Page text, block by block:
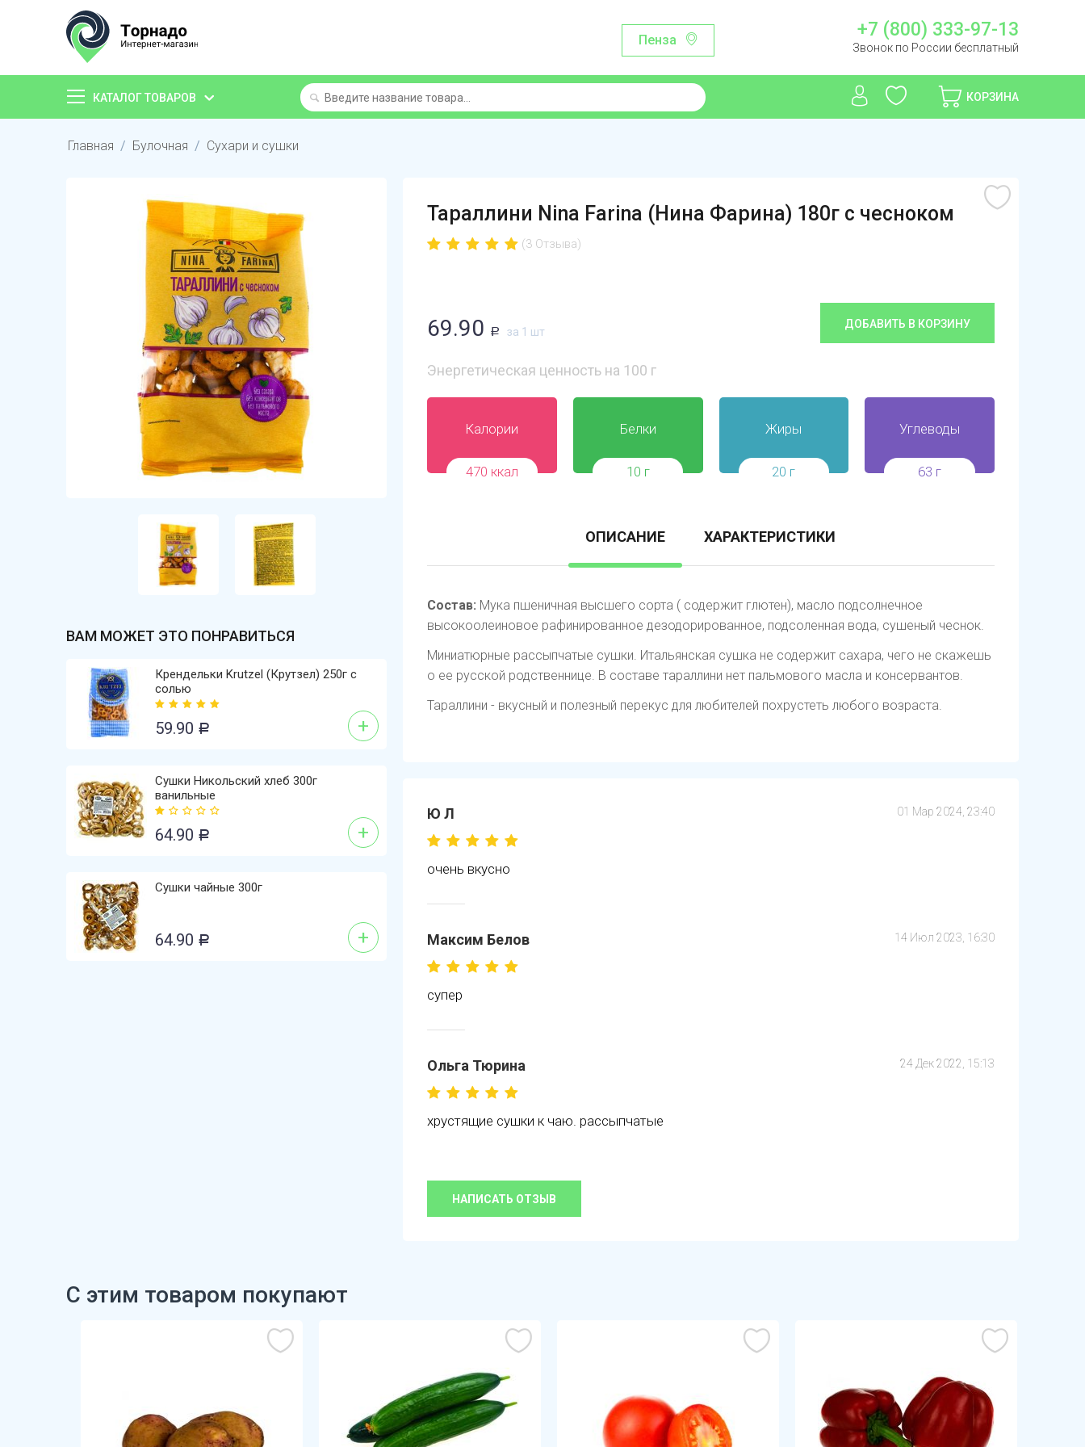
Пенза +7 (800) 333-97-13
Звонок по России бесплатный
КАТАЛОГ ТОВАРОВ КОРЗИНА
Главная / Булочная / Сухари и сушки
ВАМ МОЖЕТ ЭТО ПОНРАВИТЬСЯ
Крендельки Krutzel (Крутзел) 250г с
солью
59.90 Р +
Сушки Никольский хлеб 300г
ванильные
64.90 Р +
Сушки чайные 300г
64.90 Р +
Тараллини Nina Farina (Нина Фарина) 180г с чесноком
(3 Отзыва)
69.90 Р за 1 шт
ДОБАВИТЬ В КОРЗИНУ
Энергетическая ценность на 100 г
Калории
470 ккал
Белки
10 г
Жиры
20 г
Углеводы
63 г
ОПИСАНИЕ ХАРАКТЕРИСТИКИ
Состав: Мука пшеничная высшего сорта ( содержит глютен), масло подсолнечное
высокоолеиновое рафинированное дезодорированное, подсоленная вода, сушеный чеснок.
Миниатюрные рассыпчатые сушки. Итальянская сушка не содержит сахара, чего не скажешь
о ее русской родственнице. В составе тараллини нет пальмового масла и консервантов.
Тараллини - вкусный и полезный перекус для любителей похрустеть любого возраста.
Ю Л 01 Мар 2024, 23:40
очень вкусно
Максим Белов 14 Июл 2023, 16:30
супер
Ольга Тюрина 24 Дек 2022, 15:13
хрустящие сушки к чаю. рассыпчатые
НАПИСАТЬ ОТЗЫВ
С этим товаром покупают